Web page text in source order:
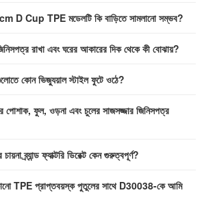
Cup TPE মডেলটি কি বাড়িতে সামলানো সম্ভব?
জিনিসপত্র রাখা এবং ঘরের আকারের দিক থেকে কী বোঝায়?
কোন ভিজ্যুয়াল স্টাইল ফুটে ওঠে?
পোশাক, ফুল, ওড়না এবং চুলের সাজসজ্জার জিনিসপত্র
ব্র্যান্ড ফ্যাক্টরি ডিরেক্ট কেন গুরুত্বপূর্ণ?
TPE প্রাপ্তবয়স্ক পুতুলের সাথে D30038-কে আমি